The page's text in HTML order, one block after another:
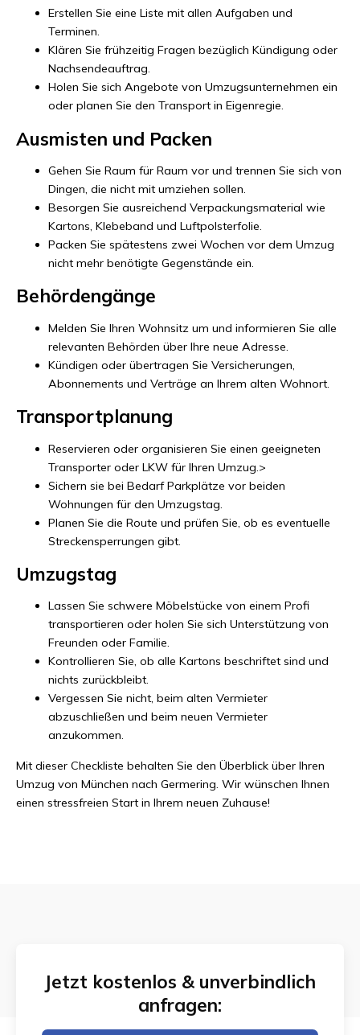
Erstellen Sie eine Liste mit allen Aufgaben und
Terminen.
Klären Sie frühzeitig Fragen bezüglich Kündigung oder
Nachsendeauftrag.
Holen Sie sich Angebote von Umzugsunternehmen ein
oder planen Sie den Transport in Eigenregie.
Ausmisten und Packen
Gehen Sie Raum für Raum vor und trennen Sie sich von
Dingen, die nicht mit umziehen sollen.
Besorgen Sie ausreichend Verpackungsmaterial wie
Kartons, Klebeband und Luftpolsterfolie.
Packen Sie spätestens zwei Wochen vor dem Umzug
nicht mehr benötigte Gegenstände ein.
Behördengänge
Melden Sie Ihren Wohnsitz um und informieren Sie alle
relevanten Behörden über Ihre neue Adresse.
Kündigen oder übertragen Sie Versicherungen,
Abonnements und Verträge an Ihrem alten Wohnort.
Transportplanung
Reservieren oder organisieren Sie einen geeigneten
Transporter oder LKW für Ihren Umzug. >
Sichern sie bei Bedarf Parkplätze vor beiden
Wohnungen für den Umzugstag.
Planen Sie die Route und prüfen Sie, ob es eventuelle
Streckensperrungen gibt.
Umzugstag
Lassen Sie schwere Möbelstücke von einem Profi
transportieren oder holen Sie sich Unterstützung von
Freunden oder Familie.
Kontrollieren Sie, ob alle Kartons beschriftet sind und
nichts zurückbleibt.
Vergessen Sie nicht, beim alten Vermieter
abzuschließen und beim neuen Vermieter
anzukommen.
Mit dieser Checkliste behalten Sie den Überblick über Ihren
Umzug von München nach Germering. Wir wünschen Ihnen
einen stressfreien Start in Ihrem neuen Zuhause!
Jetzt kostenlos & unverbindlich
anfragen: